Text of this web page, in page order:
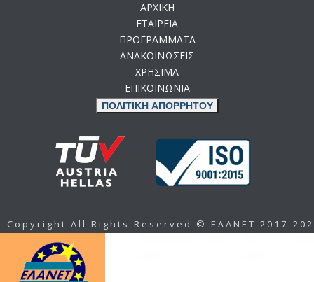
ΑΡΧΙΚΗ
ΕΤΑΙΡΕΙΑ
ΠΡΟΓΡΑΜΜΑΤΑ
ΑΝΑΚΟΙΝΩΣΕΙΣ
ΧΡΗΣΙΜΑ
ΕΠΙΚΟΙΝΩΝΙΑ
ΠΟΛΙΤΙΚΗ ΑΠΟΡΡΗΤΟΥ
Copyright All Rights Reserved © ΕΛΑΝΕΤ 2017-